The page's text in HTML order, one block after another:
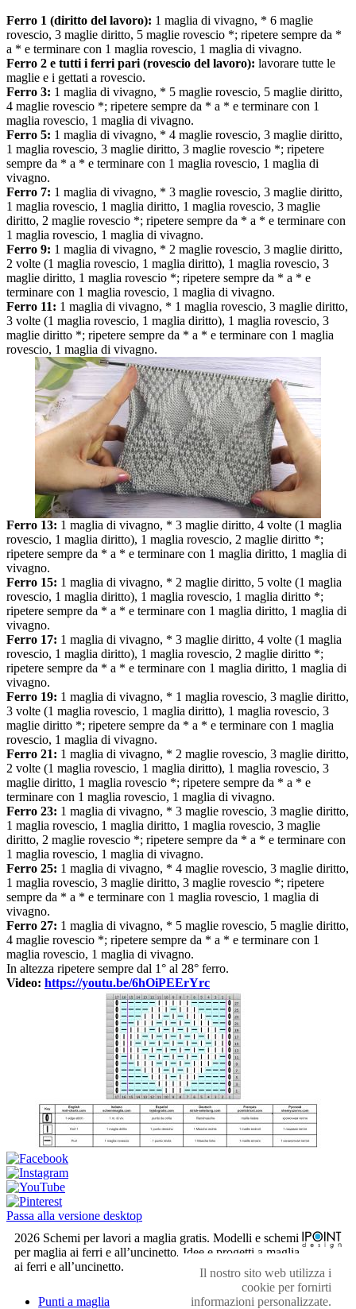
Ferro 1 (diritto del lavoro): 1 maglia di vivagno, * 6 maglie
rovescio, 3 maglie diritto, 5 maglie rovescio *; ripetere sempre da *
a * e terminare con 1 maglia rovescio, 1 maglia di vivagno.
Ferro 2 e tutti і ferri pari (rovescio del lavoro): lavorare tutte le
maglie e i gettati a rovescio.
Ferro 3: 1 maglia di vivagno, * 5 maglie rovescio, 5 maglie diritto,
4 maglie rovescio *; ripetere sempre da * a * e terminare con 1
maglia rovescio, 1 maglia di vivagno.
Ferro 5: 1 maglia di vivagno, * 4 maglie rovescio, 3 maglie diritto,
1 maglia rovescio, 3 maglie diritto, 3 maglie rovescio *; ripetere
sempre da * a * e terminare con 1 maglia rovescio, 1 maglia di
vivagno.
Ferro 7: 1 maglia di vivagno, * 3 maglie rovescio, 3 maglie diritto,
1 maglia rovescio, 1 maglia diritto, 1 maglia rovescio, 3 maglie
diritto, 2 maglie rovescio *; ripetere sempre da * a * e terminare con
1 maglia rovescio, 1 maglia di vivagno.
Ferro 9: 1 maglia di vivagno, * 2 maglie rovescio, 3 maglie diritto,
2 volte (1 maglia rovescio, 1 maglia diritto), 1 maglia rovescio, 3
maglie diritto, 1 maglia rovescio *; ripetere sempre da * a * e
terminare con 1 maglia rovescio, 1 maglia di vivagno.
Ferro 11: 1 maglia di vivagno, * 1 maglia rovescio, 3 maglie diritto,
3 volte (1 maglia rovescio, 1 maglia diritto), 1 maglia rovescio, 3
maglie diritto *; ripetere sempre da * a * e terminare con 1 maglia
rovescio, 1 maglia di vivagno.
Ferro 13: 1 maglia di vivagno, * 3 maglie diritto, 4 volte (1 maglia
rovescio, 1 maglia diritto), 1 maglia rovescio, 2 maglie diritto *;
ripetere sempre da * a * e terminare con 1 maglia diritto, 1 maglia di
vivagno.
Ferro 15: 1 maglia di vivagno, * 2 maglie diritto, 5 volte (1 maglia
rovescio, 1 maglia diritto), 1 maglia rovescio, 1 maglia diritto *;
ripetere sempre da * a * e terminare con 1 maglia diritto, 1 maglia di
vivagno.
Ferro 17: 1 maglia di vivagno, * 3 maglie diritto, 4 volte (1 maglia
rovescio, 1 maglia diritto), 1 maglia rovescio, 2 maglie diritto *;
ripetere sempre da * a * e terminare con 1 maglia diritto, 1 maglia di
vivagno.
Ferro 19: 1 maglia di vivagno, * 1 maglia rovescio, 3 maglie diritto,
3 volte (1 maglia rovescio, 1 maglia diritto), 1 maglia rovescio, 3
maglie diritto *; ripetere sempre da * a * e terminare con 1 maglia
rovescio, 1 maglia di vivagno.
Ferro 21: 1 maglia di vivagno, * 2 maglie rovescio, 3 maglie diritto,
2 volte (1 maglia rovescio, 1 maglia diritto), 1 maglia rovescio, 3
maglie diritto, 1 maglia rovescio *; ripetere sempre da * a * e
terminare con 1 maglia rovescio, 1 maglia di vivagno.
Ferro 23: 1 maglia di vivagno, * 3 maglie rovescio, 3 maglie diritto,
1 maglia rovescio, 1 maglia diritto, 1 maglia rovescio, 3 maglie
diritto, 2 maglie rovescio *; ripetere sempre da * a * e terminare con
1 maglia rovescio, 1 maglia di vivagno.
Ferro 25: 1 maglia di vivagno, * 4 maglie rovescio, 3 maglie diritto,
1 maglia rovescio, 3 maglie diritto, 3 maglie rovescio *; ripetere
sempre da * a * e terminare con 1 maglia rovescio, 1 maglia di
vivagno.
Ferro 27: 1 maglia di vivagno, * 5 maglie rovescio, 5 maglie diritto,
4 maglie rovescio *; ripetere sempre da * a * e terminare con 1
maglia rovescio, 1 maglia di vivagno.
In altezza ripetere sempre dal 1° al 28° ferro.
Video: https://youtu.be/6hOiPEErYrc
Passa alla versione desktop
2026 Schemi per lavori a maglia gratis. Modelli e schemi
per maglia ai ferri e all’uncinetto. Idee e progetti a maglia
ai ferri e all’uncinetto.
Punti a maglia
Il nostro sito web utilizza i
cookie per fornirti
informazioni personalizzate.